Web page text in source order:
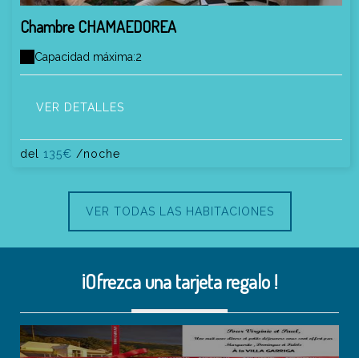
Chambre CHAMAEDOREA
Capacidad máxima:2
VER DETALLES
del 135€ /noche
VER TODAS LAS HABITACIONES
¡Ofrezca una tarjeta regalo !